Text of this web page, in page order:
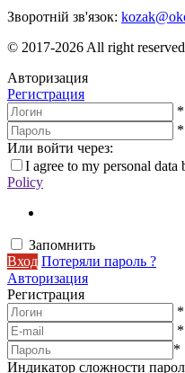
Зворотній зв'язок:
© 2017-2026 All right
Авторизация
Регистрация
*
*
Или войти через:
I agree to my personal data
Policy
Запомнить
Вход Потеряли пароль ?
Авторизация
Регистрация
*
*
*
Индикатор сложности